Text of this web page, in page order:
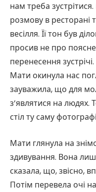
нам треба
розмову в ресторані
весілля. Її тон був
просив не про
перенесення
Мати окинула нас
зауважила, що для
з’являтися на людях.
стіл ту саму
Мати глянула на
здивування. Вона
сказала, що, звісно,
Потім перевела очі